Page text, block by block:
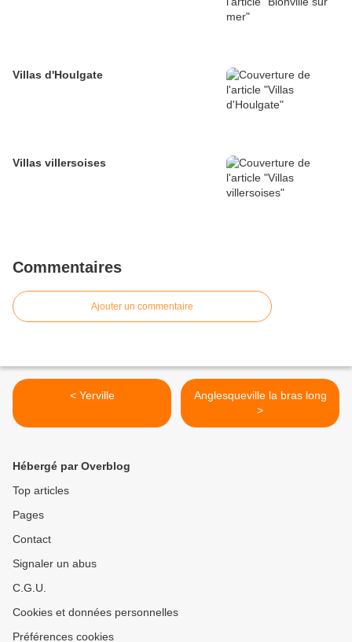
Villas d'Houlgate
Villas villersoises
Commentaires
Ajouter un commentaire
< Yerville
Anglesqueville la bras long
>
Hébergé par Overblog
Top articles
Pages
Contact
Signaler un abus
C.G.U.
Cookies et données personnelles
Préférences cookies